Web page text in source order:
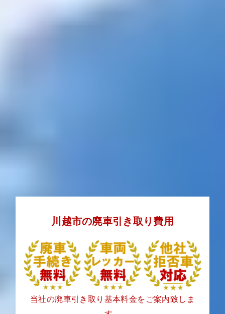
川越市の廃車引き取り費用
当社の廃車引き取り基本料金をご案内致しま